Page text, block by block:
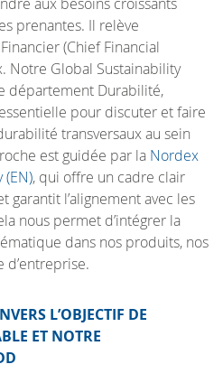
prenantes. Il relève
(Chief Financial
Notre Global Sustainability
département Durabilité,
pour discuter et faire
transversaux au sein
est guidée par la Nordex
(EN), qui offre un cadre clair
l’alignement avec les
nous permet d’intégrer la
dans nos produits, nos
L’OBJECTIF DE
ET NOTRE